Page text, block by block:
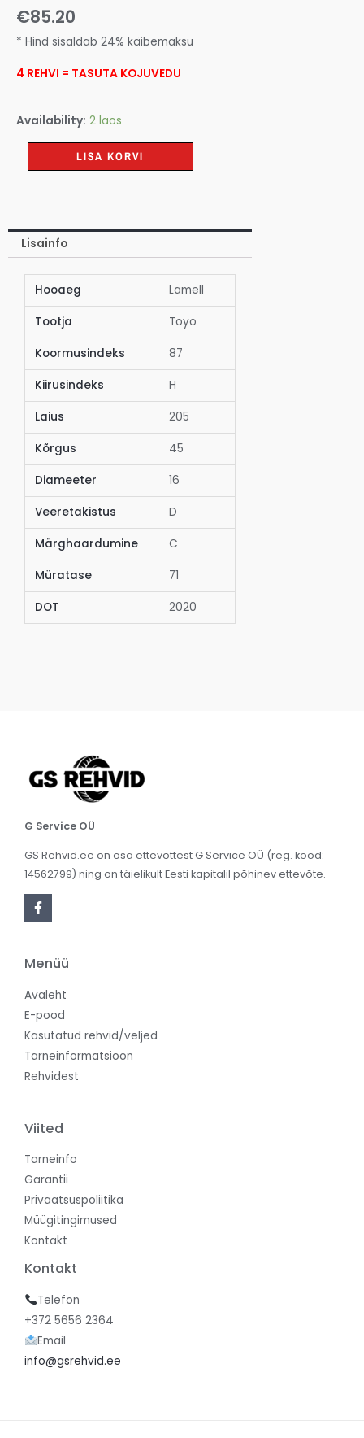
€85.20
* Hind sisaldab 24% käibemaksu
4 REHVI = TASUTA KOJUVEDU
Availability: 2 laos
LISA KORVI
Lisainfo
Hooaeg Lamell
Tootja Toyo
Koormusindeks 87
Kiirusindeks H
Laius 205
Kõrgus 45
Diameeter 16
Veeretakistus D
Märghaardumine C
Müratase 71
DOT 2020
G Service OÜ
GS Rehvid.ee on osa ettevõttest G Service OÜ (reg. kood:
14562799) ning on täielikult Eesti kapitalil põhinev ettevõte.
Menüü
Avaleht
E-pood
Kasutatud rehvid/veljed
Tarneinformatsioon
Rehvidest
Viited
Tarneinfo
Garantii
Privaatsuspoliitika
Müügitingimused
Kontakt
Kontakt
Telefon
+372 5656 2364
Email
info@gsrehvid.ee